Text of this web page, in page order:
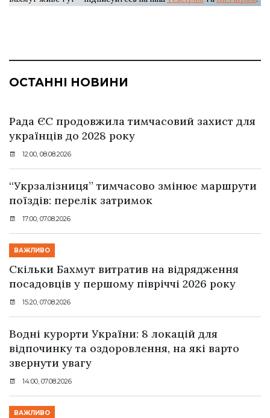
ОСТАННІ НОВИНИ
Рада ЄС продовжила тимчасовий захист для
українців до 2028 року
12:00, 08.08.2026
“Укрзалізниця” тимчасово змінює маршрути
поїздів: перелік затримок
17:00, 07.08.2026
ВАЖЛИВО
Скільки Бахмут витратив на відрядження
посадовців у першому півріччі 2026 року
15:20, 07.08.2026
Водні курорти України: 8 локацій для
відпочинку та оздоровлення, на які варто
звернути увагу
14:00, 07.08.2026
ВАЖЛИВО